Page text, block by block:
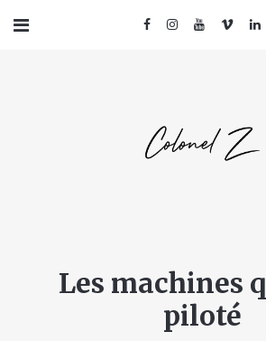
Les machines
piloté